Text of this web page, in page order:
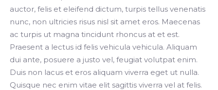
auctor, felis et eleifend dictum, turpis tellus venenatis
nunc, non ultricies risus nisl sit amet eros. Maecenas
ac turpis ut magna tincidunt rhoncus at et est.
Praesent a lectus id felis vehicula vehicula. Aliquam
dui ante, posuere a justo vel, feugiat volutpat enim.
Duis non lacus et eros aliquam viverra eget ut nulla.
Quisque nec enim vitae elit sagittis viverra vel at felis.